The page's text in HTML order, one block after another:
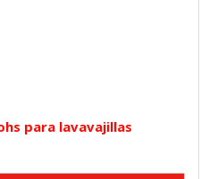
para lavavajillas